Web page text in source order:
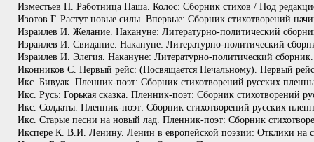
Изместьев П. Работница Паша. Колос: Сборник стихов / Под
Изотов Г. Растут новые силы. Впервые: Сборник стихотворений
Израилев И. Желание. Накануне: Литературно-политический
Израилев И. Свидание. Накануне: Литературно-политический
Израилев И. Элегия. Накануне: Литературно-политический
Иконников С. Первый рейс: (Посвящается Печальному). Первый
Икс. Бивуак. Пленник-поэт: Сборник стихотворений русских
Икс. Русь: Горькая сказка. Пленник-поэт: Сборник
Икс. Солдаты. Пленник-поэт: Сборник стихотворений русских
Икс. Старые песни на новый лад. Пленник-поэт: Сборник
Икспере К. В.И. Ленину. Ленин в европейской поэзии: Отклики на